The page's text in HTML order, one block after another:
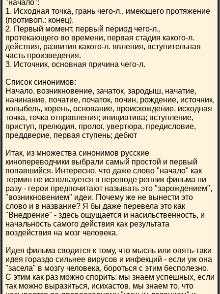
"начало":
1. Исходная точка, грань чего-л., имеющего протяжение
(противоп.: конец).
2. Первый момент, первый период чего-л.,
протекающего во времени, первая стадия какого-л.
действия, развития какого-л. явления, вступительная
часть произведения.
3. Источник, основная причина чего-л.
Список синонимов:
Начало, возникновение, зачаток, зародыш, начатие,
начинание, початие, початок, почин, рождение, источник,
колыбель, корень, основание, происхождение, исходная
точка, точка отправления; инициатива; вступление,
приступ, прелюдия, пролог, увертюра, предисловие,
преддверие, первая ступень; дебют
Итак, из множества синонимов русские
кинопереводчики выбрали самый простой и первый
попавшийся. Интересно, что даже слово "начало" как
термин не используется в переводе реплик фильма ни
разу - герои предпочитают называть это "зарождением",
"возникновением" идеи. Почему же не вынести это
слово и в название? Я бы даже перевела это как
"Внедрение" - здесь ощущается и насильственность, и
начальность самого действия как результата
воздействия на мозг человека.
Идея фильма сводится к тому, что мысль или опять-таки
идея гораздо сильнее вирусов и инфекций - если уж она
"засела" в мозгу человека, бороться с этим бесполезно.
С этим как раз можно спорить: мы знаем успешных, если
так можно выразиться, исихастов, мы знаем то, что